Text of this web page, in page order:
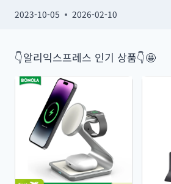
2023-10-05 2026-02-10
👇알리익스프레스 인기 상품👇🤩